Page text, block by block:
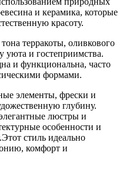
и керамика, которые
красоту.
терракоты, оливкового
уюта и гостеприимства.
и функциональна, часто
формами.
элементы, фрески и
глубину.
люстры и
особенности и
стиль идеально
комфорт и